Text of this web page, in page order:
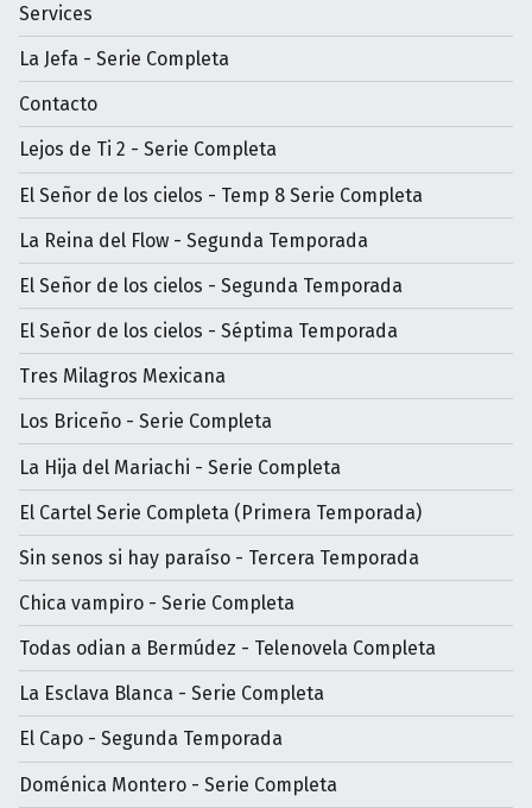
Services
La Jefa - Serie Completa
Contacto
Lejos de Ti 2 - Serie Completa
El Señor de los cielos - Temp 8 Serie Completa
La Reina del Flow - Segunda Temporada
El Señor de los cielos - Segunda Temporada
El Señor de los cielos - Séptima Temporada
Tres Milagros Mexicana
Los Briceño - Serie Completa
La Hija del Mariachi - Serie Completa
El Cartel Serie Completa (Primera Temporada)
Sin senos si hay paraíso - Tercera Temporada
Chica vampiro - Serie Completa
Todas odian a Bermúdez - Telenovela Completa
La Esclava Blanca - Serie Completa
El Capo - Segunda Temporada
Doménica Montero - Serie Completa